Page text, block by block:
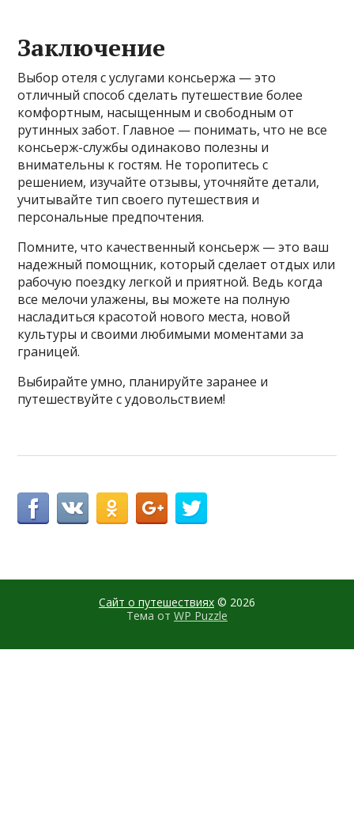
Заключение
Выбор отеля с услугами консьержа — это
отличный способ сделать путешествие более
комфортным, насыщенным и свободным от
рутинных забот. Главное — понимать, что не все
консьерж-службы одинаково полезны и
внимательны к гостям. Не торопитесь с
решением, изучайте отзывы, уточняйте детали,
учитывайте тип своего путешествия и
персональные предпочтения.
Помните, что качественный консьерж — это ваш
надежный помощник, который сделает отдых или
рабочую поездку легкой и приятной. Ведь когда
все мелочи улажены, вы можете на полную
насладиться красотой нового места, новой
культуры и своими любимыми моментами за
границей.
Выбирайте умно, планируйте заранее и
путешествуйте с удовольствием!
Сайт о путешествиях © 2026
Тема от WP Puzzle